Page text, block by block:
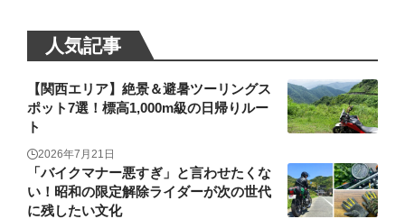
人気記事
【関西エリア】絶景＆避暑ツーリングス
ポット7選！標高1,000m級の日帰りルー
ト
2026年7月21日
「バイクマナー悪すぎ」と言わせたくな
い！昭和の限定解除ライダーが次の世代
に残したい文化